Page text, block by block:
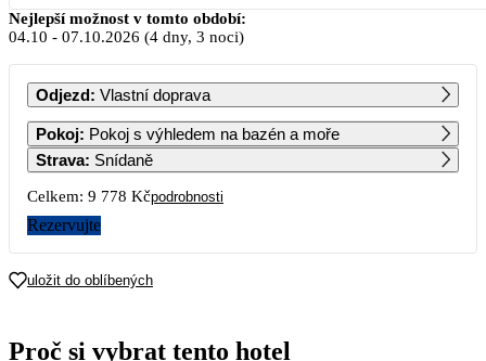
Říjen 2026
PO ÚT ST ČT PÁ SO NE
1 2 3 4
5
4 889
6
5 989
7
5 989
8 9 10 11
12
4 889 4 889 4 889 4 889 4 889 4 889 4 889
19 20
26 27 28 29
Nejlepší možnost v tomto období:
04.10 - 07.10.2026 (4 dny, 3 noci)
Odjezd: Vlastní doprava
Pokoj:
Pokoj s výhledem na bazén a moře
Strava: Snídaně
Celkem: 9 778 Kčpodrobnosti
Rezervujte
uložit do oblíbených
Proč si vybrat tento hotel